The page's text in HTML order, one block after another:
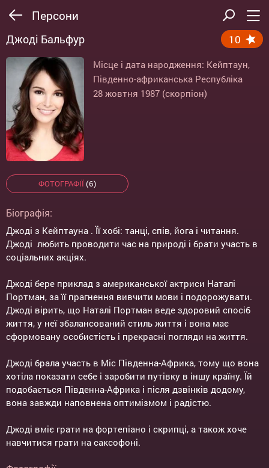
Персони
Джоді Бальфур 10
Місце і дата народження: Кейптаун,
Південно-африканська Республіка
28 жовтня 1987 (скорпіон)
ФОТОГРАФІЇ(6)
Біографія:
Джоді з Кейптауна . Її хобі: танці, спів, йога і читання.
Джоді любить проводити час на природі і брати участь в
соціальних акціях.
Джоді бере приклад з американської актриси Наталі
Портман, за її прагнення вивчити мови і подорожувати.
Джоді вірить, що Наталі Портман веде здоровий спосіб
життя, у неї збалансований стиль життя і вона має
сформовану особистість і прекрасні погляди на життя.
Джоді брала участь в Міс Південна-Африка, тому що вона
хотіла показати себе і заробити путівку в іншу країну. Їй
подобається Південна-Африка і після дзвінків додому,
вона завжди наповнена оптимізмом і радістю.
Джоді вміє грати на фортепіано і скрипці, а також хоче
навчитися грати на саксофоні.